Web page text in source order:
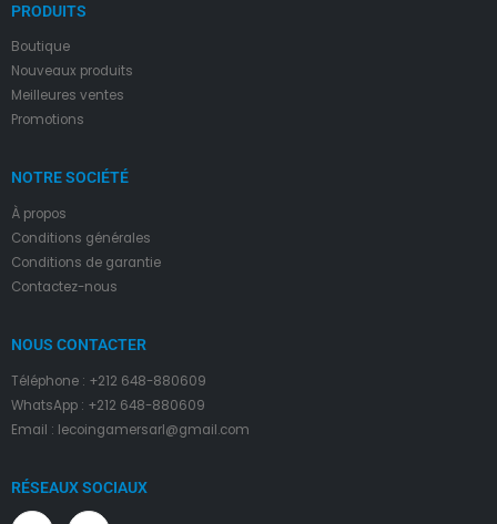
PRODUITS
Boutique
Nouveaux produits
Meilleures ventes
Promotions
NOTRE SOCIÉTÉ
À propos
Conditions générales
Conditions de garantie
Contactez-nous
NOUS CONTACTER
Téléphone : +212 648-880609
WhatsApp : +212 648-880609
Email : lecoingamersarl@gmail.com
RÉSEAUX SOCIAUX